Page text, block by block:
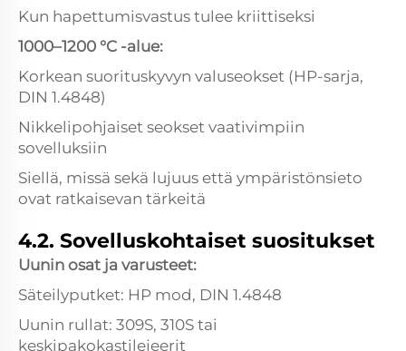
Kun hapettumisvastus tulee kriittiseksi
1000–1200 °C -alue:
Korkean suorituskyvyn valuseokset (HP-sarja,
DIN 1.4848)
Nikkelipohjaiset seokset vaativimpiin
sovelluksiin
Siellä, missä sekä lujuus että ympäristönsieto
ovat ratkaisevan tärkeitä
4.2. Sovelluskohtaiset suositukset
Uunin osat ja varusteet:
Säteilyputket: HP mod, DIN 1.4848
Uunin rullat: 309S, 310S tai
keskipakokastilejeerit